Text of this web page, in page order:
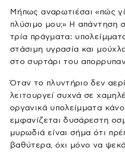
Μήπως αναρωτιέσαι «πώς
πλύσιμο μου;» Η απάντηση
τρία πράγματα:
στάσιμη υγρασία και
στο συρτάρι του
Όταν το πλυντήριο δεν
λειτουργεί συχνά σε
οργανικά υπολείμματα
εμφανίζεται δυσάρεστη
μυρωδιά είναι σήμα ότι
βαθύτερα, όχι μόνο να